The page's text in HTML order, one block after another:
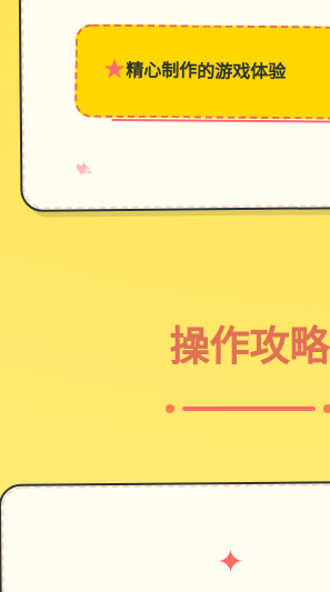
★精心制作的游戏体验
♥
✧
→
操作攻略
✦